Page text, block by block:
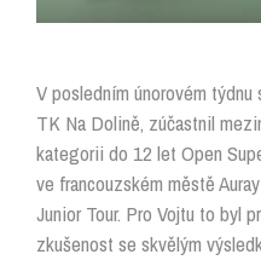
V posledním únorovém týdnu
TK Na Dolině, zúčastnil
kategorii do 12 let Open
ve francouzském městě
Junior Tour. Pro Vojtu to byl
zkušenost se skvělým